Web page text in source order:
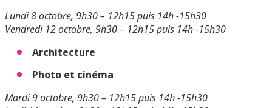
Lundi 8 octobre, 9h30 – 12h15 puis 14h -15h30
Vendredi 12 octobre, 9h30 – 12h15 puis 14h -15h30
Architecture
Photo et cinéma
Mardi 9 octobre, 9h30 – 12h15 puis 14h -15h30